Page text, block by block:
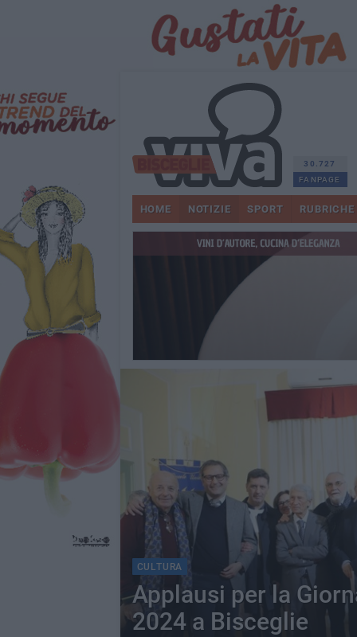
30.727
FANPAGE
HOME NOTIZIE SPORT RUBRICHE
CULTURA
Applausi per la
2024 a Bisceglie